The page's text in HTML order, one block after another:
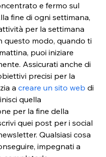
e fermo sul
fine di ogni settimana,
per la settimana
questo modo, quando ti
puoi iniziare
Assicurati anche di
precisi per la
a creare un sito web di
quella
per la fine della
quei post per i social
Qualsiasi cosa
impegnati a